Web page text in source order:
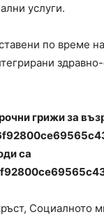
услуги.
по време
грижи за
са
Социалното